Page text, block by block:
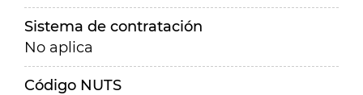
Sistema de contratación
No aplica
Código NUTS